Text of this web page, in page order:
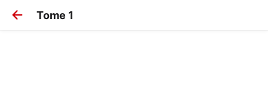
Tome 1